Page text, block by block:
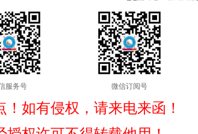
服务号 微信订阅号
如有侵权，请来电来函！